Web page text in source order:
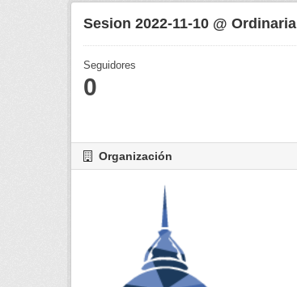
Sesion 2022-11-10 @ Ordinaria
Seguidores
0
Organización